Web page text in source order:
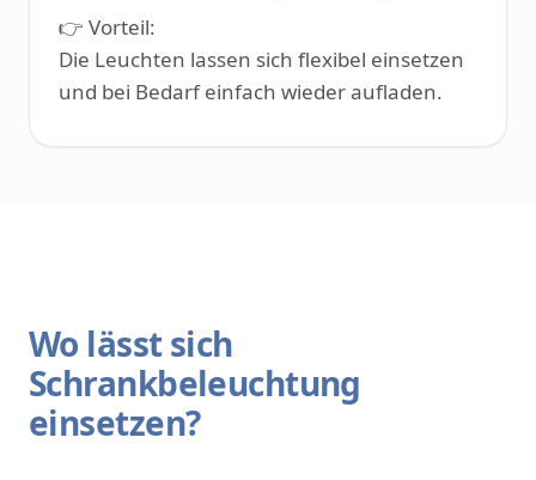
👉 Vorteil:
Die Leuchten lassen sich flexibel einsetzen
und bei Bedarf einfach wieder aufladen.
Wo lässt sich
Schrankbeleuchtung
einsetzen?